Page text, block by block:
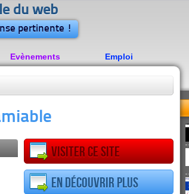
du web
pertinente !
Evènements Emploi
Visiter ce site
En découvrir plus